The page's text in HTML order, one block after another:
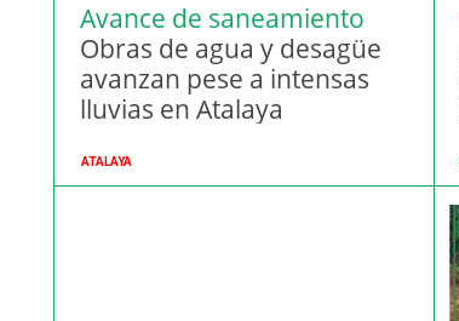
Avance de saneamiento
básico
Obras de agua y desagüe
avanzan pese a intensas
lluvias en Atalaya
ATALAYA